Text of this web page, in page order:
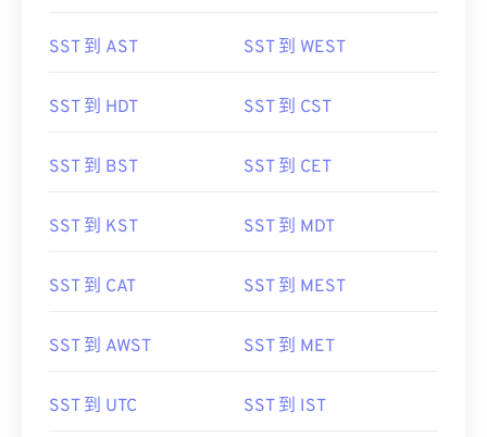
SST 到 AST SST 到 WEST
SST 到 HDT SST 到 CST
SST 到 BST SST 到 CET
SST 到 KST SST 到 MDT
SST 到 CAT SST 到 MEST
SST 到 AWST SST 到 MET
SST 到 UTC SST 到 IST